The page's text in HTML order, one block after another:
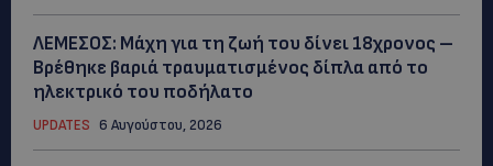
ΛΕΜΕΣΟΣ: Μάχη για τη ζωή του δίνει 18χρονος –
Βρέθηκε βαριά τραυματισμένος δίπλα από το
ηλεκτρικό του ποδήλατο
UPDATES 6 Αυγούστου, 2026